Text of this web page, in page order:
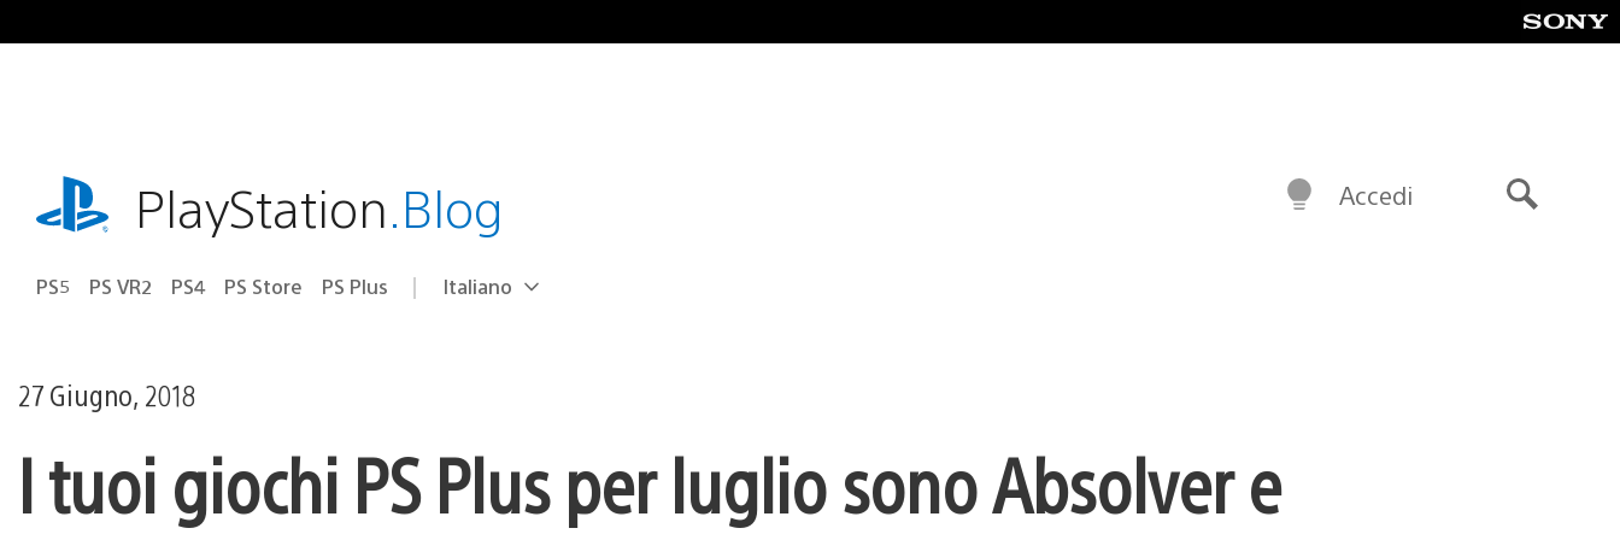
al
playstation.comPlayStation.Blog
PS5 PS VR2 PS4 PS Store PS Plus Seleziona
Regione
Italiano
Accedi
27 Giugno, 2018
I tuoi giochi PS Plus per luglio sono Absolver e